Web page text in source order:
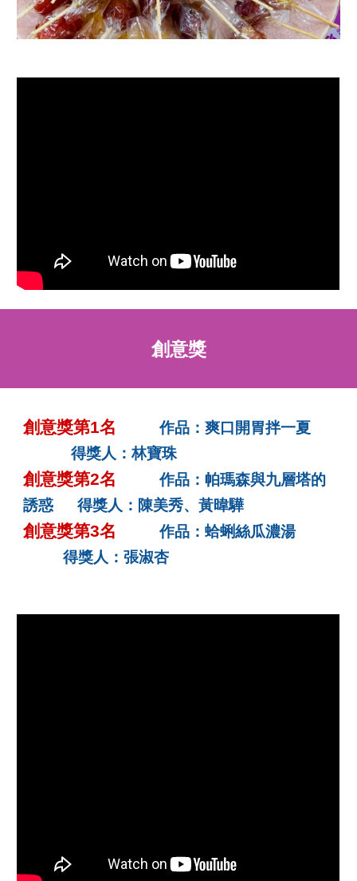
創意獎
創意獎第1名作品：爽口開胃拌一夏
得獎人：林寶珠
創意獎第2名作品：帕瑪森與九層塔的
誘惑 得獎人：陳美秀、黃暐驊
創意獎第3名作品：蛤蜊絲瓜濃湯
得獎人：張淑杏